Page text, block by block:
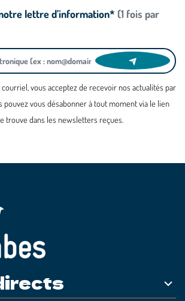
lettre d’information* (1 fois par
vous acceptez de recevoir nos actualités par
pouvez vous désabonner à tout moment via le lien
trouve dans les newsletters reçues.